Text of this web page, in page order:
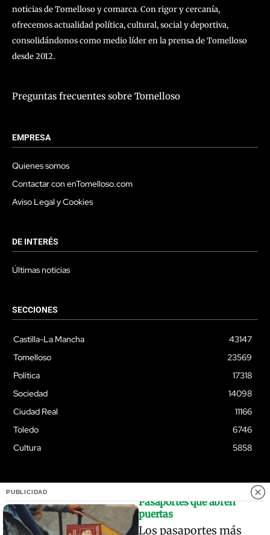
noticias de Tomelloso y comarca. Con rigor y cercanía,
ofrecemos actualidad política, cultural, social y deportiva,
consolidándonos como medio líder en la prensa de Tomelloso
desde 2012.
Preguntas frecuentes sobre Tomelloso
EMPRESA
Quienes somos
Contactar con enTomelloso.com
Aviso Legal y Cookies
DE INTERÉS
Últimas noticias
SECCIONES
Castilla-La Mancha
43147
Tomelloso
23569
Política
17318
Sociedad
14098
Ciudad Real
11166
Toledo
6746
Cultura
5858
© Quixoteus
PUBLICIDAD
Pasaportes que abren
puertas
Los pasaportes más